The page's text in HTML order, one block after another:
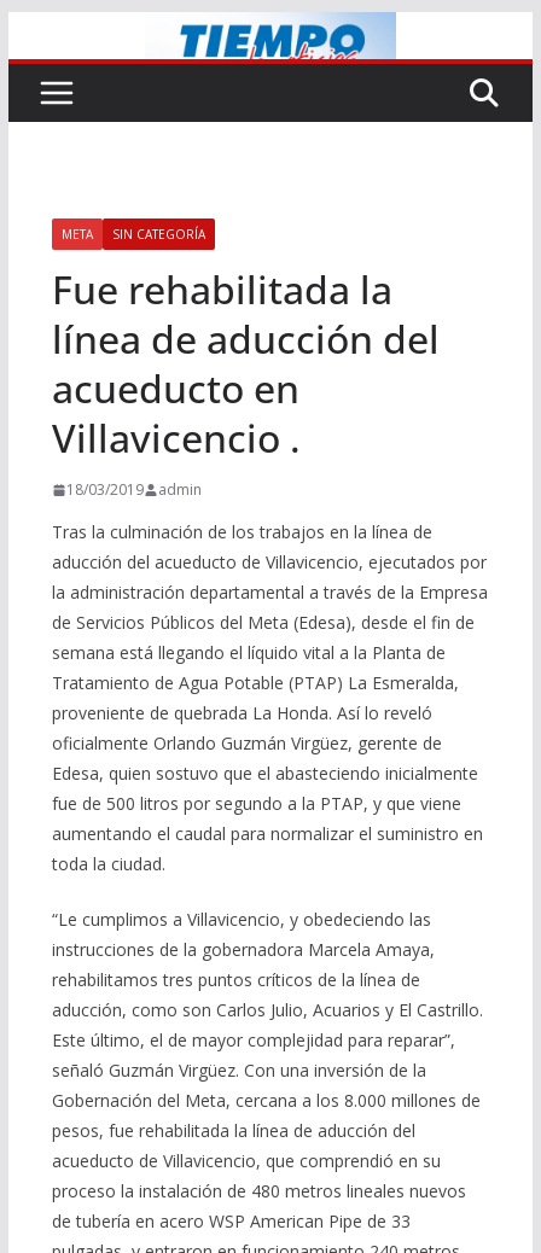
al
contenido
META SIN CATEGORÍA
Fue rehabilitada la
línea de aducción del
acueducto en
Villavicencio .
18/03/2019 admin
Tras la culminación de los trabajos en la línea de
aducción del acueducto de Villavicencio, ejecutados por
la administración departamental a través de la Empresa
de Servicios Públicos del Meta (Edesa), desde el fin de
semana está llegando el líquido vital a la Planta de
Tratamiento de Agua Potable (PTAP) La Esmeralda,
proveniente de quebrada La Honda. Así lo reveló
oficialmente Orlando Guzmán Virgüez, gerente de
Edesa, quien sostuvo que el abasteciendo inicialmente
fue de 500 litros por segundo a la PTAP, y que viene
aumentando el caudal para normalizar el suministro en
toda la ciudad.
“Le cumplimos a Villavicencio, y obedeciendo las
instrucciones de la gobernadora Marcela Amaya,
rehabilitamos tres puntos críticos de la línea de
aducción, como son Carlos Julio, Acuarios y El Castrillo.
Este último, el de mayor complejidad para reparar”,
señaló Guzmán Virgüez. Con una inversión de la
Gobernación del Meta, cercana a los 8.000 millones de
pesos, fue rehabilitada la línea de aducción del
acueducto de Villavicencio, que comprendió en su
proceso la instalación de 480 metros lineales nuevos
de tubería en acero WSP American Pipe de 33